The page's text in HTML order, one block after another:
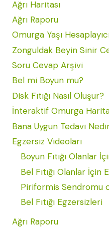
Ağrı Haritası
Ağrı Raporu
Omurga Yaşı
Zonguldak Beyin Sinir
Soru Cevap Arşivi
Bel mi Boyun mu?
Disk Fıtığı Nasıl Oluşur?
İnteraktif Omurga
Bana Uygun Tedavi
Egzersiz Videoları
Boyun Fıtığı Olanlar
Bel Fıtığı Olanlar İçin
Piriformis Sendromu
Bel Fıtığı Egzersizleri
Ağrı Raporu